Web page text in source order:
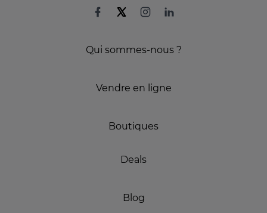
Qui sommes-nous ?
Vendre en ligne
Boutiques
Deals
Blog